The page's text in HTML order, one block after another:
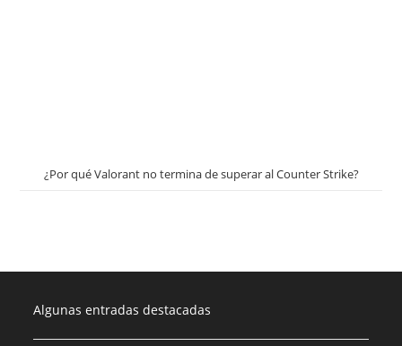
¿Por qué Valorant no termina de superar al Counter Strike?
Algunas entradas destacadas